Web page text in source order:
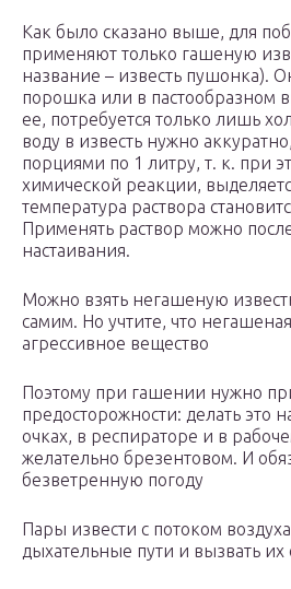
Как было сказано выше, для
применяют только гашеную
название – известь пушонка).
порошка или в пастообразном
ее, потребуется только лишь
воду в известь нужно
порциями по 1 литру, т. к. при
химической реакции,
температура раствора
Применять раствор можно
настаивания.
Можно взять негашеную
самим. Но учтите, что
агрессивное вещество
Поэтому при гашении нужно
предосторожности: делать это
очках, в респираторе и в
желательно брезентовом. И
безветренную погоду
Пары извести с потоком
дыхательные пути и вызвать их